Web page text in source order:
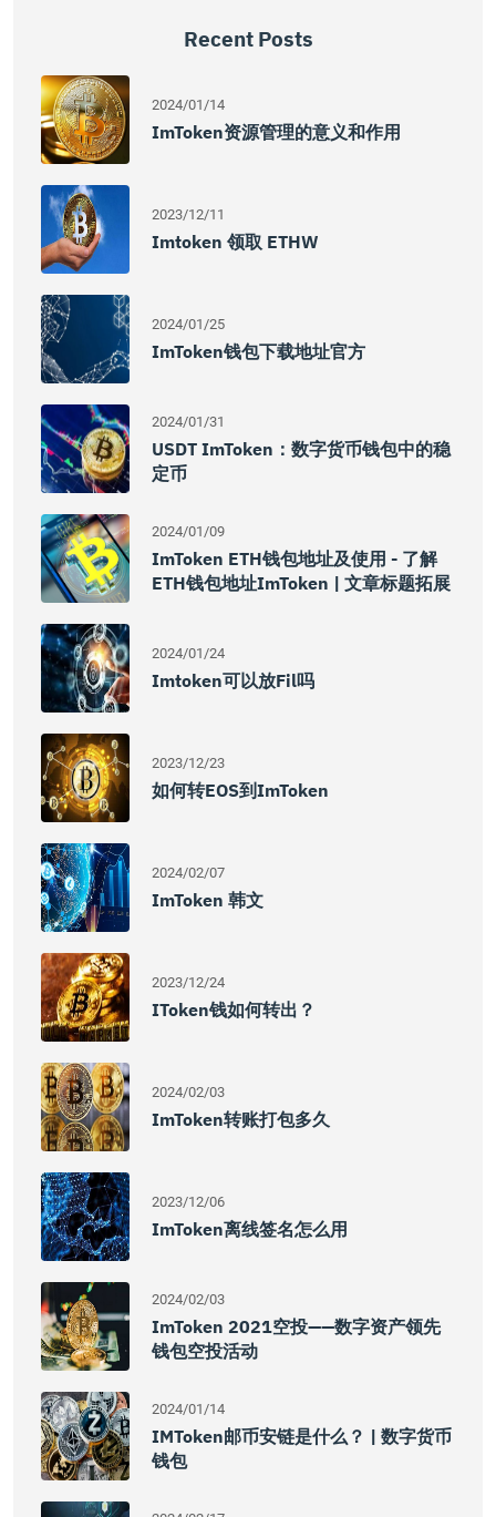
Recent Posts
2024/01/14
ImToken资源管理的意义和作用
2023/12/11
Imtoken 领取 ETHW
2024/01/25
ImToken钱包下载地址官方
2024/01/31
USDT ImToken：数字货币钱包中的稳
定币
2024/01/09
ImToken ETH钱包地址及使用 - 了解
ETH钱包地址imToken | 文章标题拓展
2024/01/24
Imtoken可以放fil吗
2023/12/23
如何转EOS到imToken
2024/02/07
ImToken 韩文
2023/12/24
IToken钱如何转出？
2024/02/03
ImToken转账打包多久
2023/12/06
ImToken离线签名怎么用
2024/02/03
ImToken 2021空投——数字资产领先
钱包空投活动
2024/01/14
IMToken邮币安链是什么？ | 数字货币
钱包